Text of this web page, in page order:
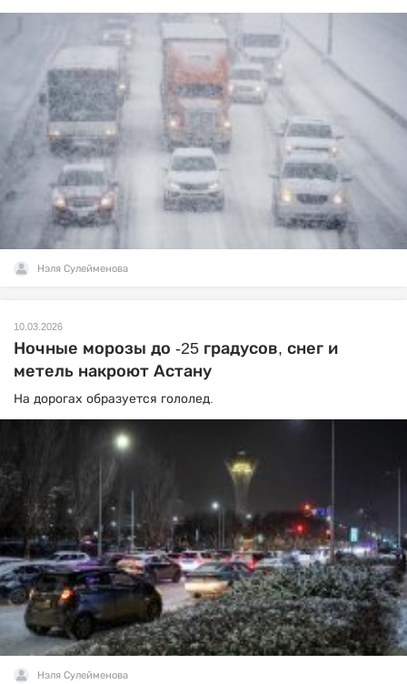
Нэля Сулейменова
10.03.2026
Ночные морозы до -25 градусов, снег и
метель накроют Астану
На дорогах образуется гололед.
Нэля Сулейменова